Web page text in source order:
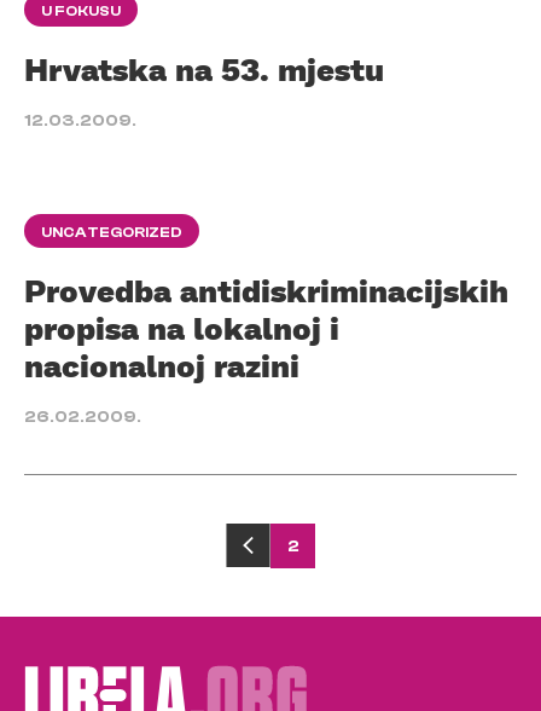
U FOKUSU
Hrvatska na 53. mjestu
12.03.2009.
UNCATEGORIZED
Provedba antidiskriminacijskih
propisa na lokalnoj i
nacionalnoj razini
26.02.2009.
pagination
2